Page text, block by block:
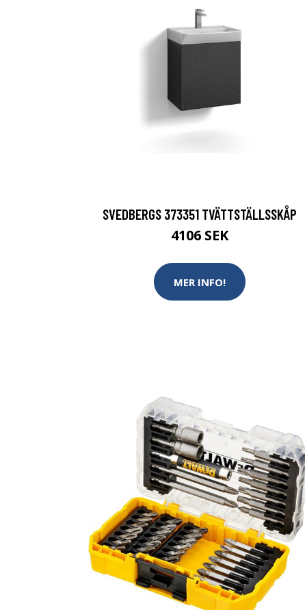
SVEDBERGS 373351 TVÄTTSTÄLLSSKÅP
4106 SEK
MER INFO!